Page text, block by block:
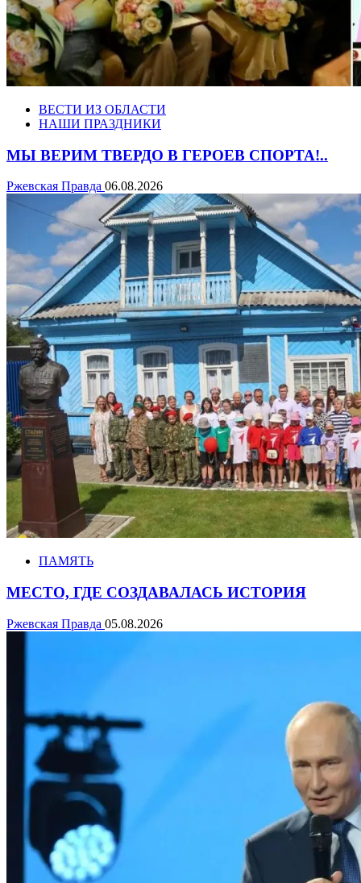
ВЕСТИ ИЗ ОБЛАСТИ
НАШИ ПРАЗДНИКИ
МЫ ВЕРИМ ТВЕРДО В ГЕРОЕВ СПОРТА!..
Ржевская Правда 06.08.2026
ПАМЯТЬ
МЕСТО, ГДЕ СОЗДАВАЛАСЬ ИСТОРИЯ
Ржевская Правда 05.08.2026